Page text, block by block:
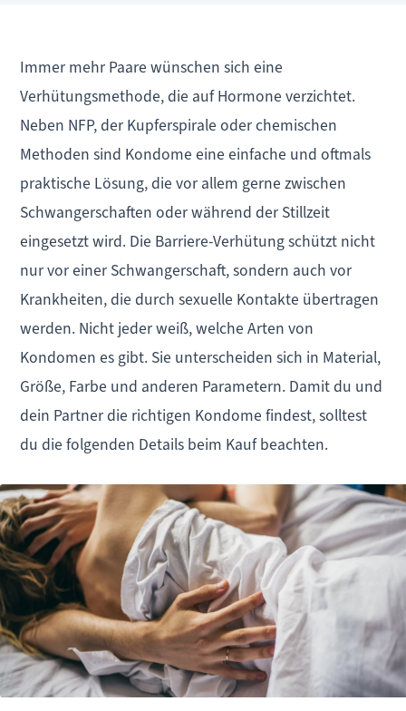
Immer mehr Paare wünschen sich eine
Verhütungsmethode, die auf Hormone verzichtet.
Neben NFP, der Kupferspirale oder chemischen
Methoden sind Kondome eine einfache und oftmals
praktische Lösung, die vor allem gerne zwischen
Schwangerschaften oder während der Stillzeit
eingesetzt wird. Die Barriere-Verhütung schützt nicht
nur vor einer Schwangerschaft, sondern auch vor
Krankheiten, die durch sexuelle Kontakte übertragen
werden. Nicht jeder weiß, welche Arten von
Kondomen es gibt. Sie unterscheiden sich in Material,
Größe, Farbe und anderen Parametern. Damit du und
dein Partner die richtigen Kondome findest, solltest
du die folgenden Details beim Kauf beachten.